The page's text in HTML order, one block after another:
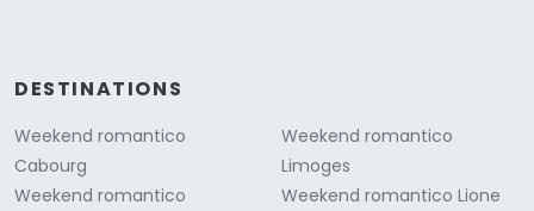
DESTINATIONS
Weekend romantico
Cabourg
Weekend romantico
Weekend romantico
Limoges
Weekend romantico Lione